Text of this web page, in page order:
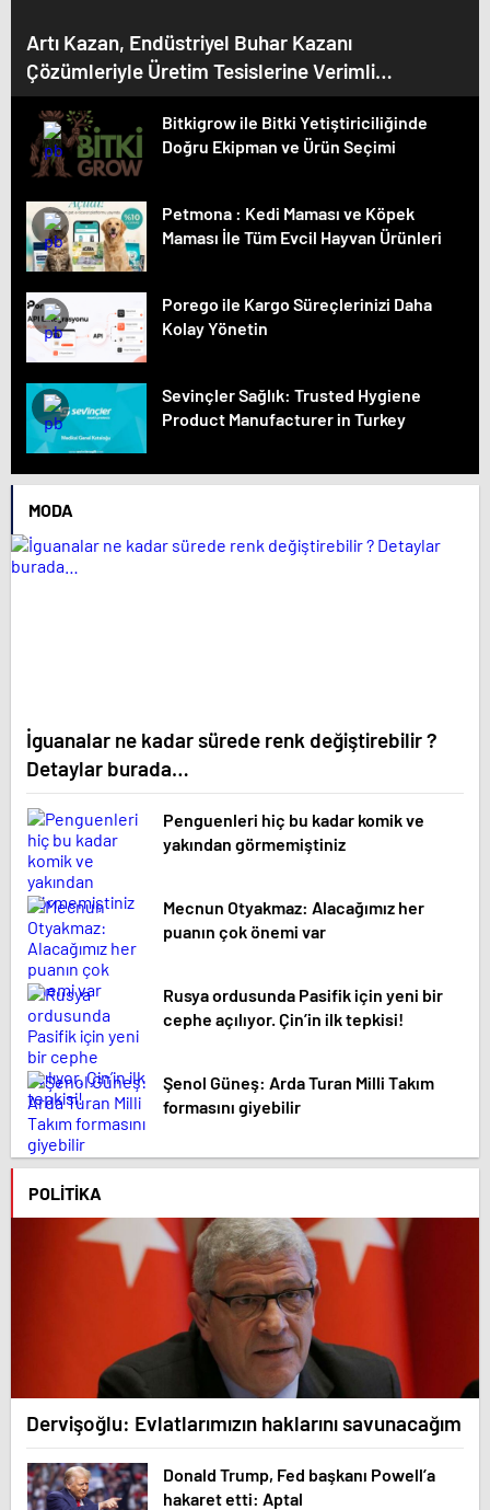
Artı Kazan, Endüstriyel Buhar Kazanı
Çözümleriyle Üretim Tesislerine Verimli
Sistemler Sunuyor
Bitkigrow ile Bitki Yetiştiriciliğinde
Doğru Ekipman ve Ürün Seçimi
Petmona : Kedi Maması ve Köpek
Maması İle Tüm Evcil Hayvan Ürünleri
Porego ile Kargo Süreçlerinizi Daha
Kolay Yönetin
Sevinçler Sağlık: Trusted Hygiene
Product Manufacturer in Turkey
MODA
İguanalar ne kadar sürede renk değiştirebilir ?
Detaylar burada…
Penguenleri hiç bu kadar komik ve
yakından görmemiştiniz
Mecnun Otyakmaz: Alacağımız her
puanın çok önemi var
Rusya ordusunda Pasifik için yeni bir
cephe açılıyor. Çin’in ilk tepkisi!
Şenol Güneş: Arda Turan Milli Takım
formasını giyebilir
POLITIKA
Dervişoğlu: Evlatlarımızın haklarını savunacağım
Donald Trump, Fed başkanı Powell’a
hakaret etti: Aptal